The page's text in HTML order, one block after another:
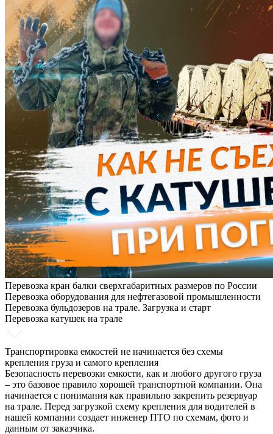
Перевозка кран балки сверхгабаритных размеров по России
Перевозка оборудования для нефтегазовой промышленности
Перевозка бульдозеров на трале. Загрузка и старт
Перевозка катушек на трале
Транспортировка емкостей не начинается без схемы
крепления груза и самого крепления
Безопасность перевозки емкости, как и любого другого груза
– это базовое правило хорошей транспортной компании. Она
начинается с понимания как правильно закрепить резервуар
на трале. Перед загрузкой схему крепления для водителей в
нашей компании создает инженер ПТО по схемам, фото и
данным от заказчика.